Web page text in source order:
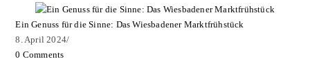
Ein Genuss für die Sinne: Das Wiesbadener Marktfrühstück
8. April 2024/
0 Comments